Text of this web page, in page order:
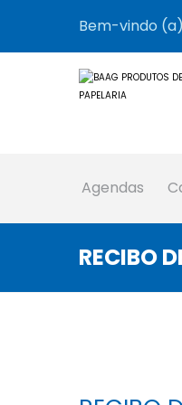
Bem-vindo
Agendas
RECIBO